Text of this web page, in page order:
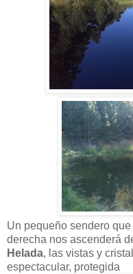
Un pequeño sendero
derecha nos ascenderá
Helada, las vistas y
espectacular, protegida